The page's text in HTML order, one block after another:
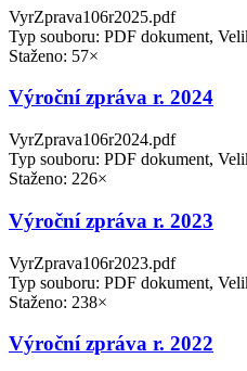
VyrZprava106r2025.pdf
Typ souboru: PDF dokument,
Staženo: 57×
Výroční zpráva r. 2024
VyrZprava106r2024.pdf
Typ souboru: PDF dokument,
Staženo: 226×
Výroční zpráva r. 2023
VyrZprava106r2023.pdf
Typ souboru: PDF dokument,
Staženo: 238×
Výroční zpráva r. 2022